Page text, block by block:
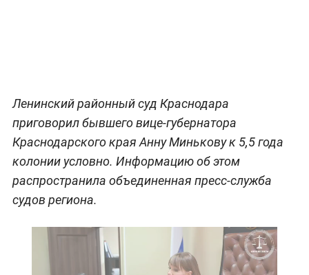
Ленинский районный суд Краснодара
приговорил бывшего вице-губернатора
Краснодарского края Анну Минькову к 5,5 года
колонии условно. Информацию об этом
распространила объединенная пресс-служба
судов региона.